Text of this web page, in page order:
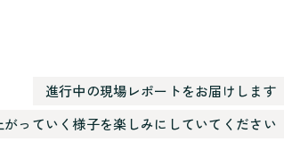
進行中の現場レポートをお届けします
っていく様子を楽しみにしていてください